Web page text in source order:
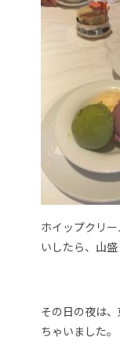
ホイップクリ
いしたら、山盛
その日の夜は
ちゃいました。